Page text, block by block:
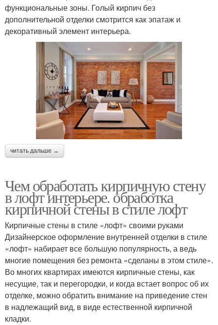
функциональные зоны. Голый кирпич без
дополнительной отделки смотрится как эпатаж и
декоративный элемент интерьера.
читать дальше →
Чем обработать кирпичную стену
в лофт интерьере. обработка
кирпичной стены в стиле лофт
Кирпичные стены в стиле «лофт» своими руками
Дизайнерское оформление внутренней отделки в стиле
«лофт» набирает все большую популярность, а ведь
многие помещения без ремонта «сделаны в этом стиле».
Во многих квартирах имеются кирпичные стены, как
несущие, так и перегородки, и когда встает вопрос об их
отделке, можно обратить внимание на приведение стен
в надлежащий вид, в виде естественной кирпичной
кладки.